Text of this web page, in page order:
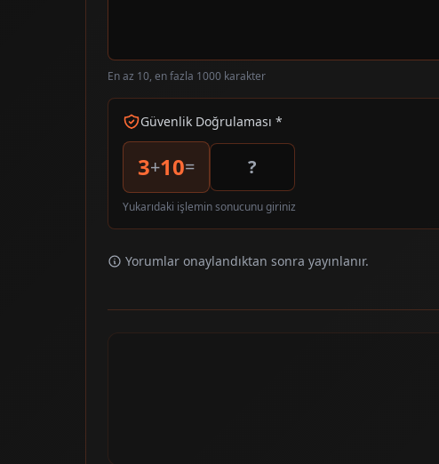
En az 10, en fazla 1000 karakter
Güvenlik Doğrulaması *
3+10=
Yukarıdaki işlemin sonucunu giriniz
Yorumlar onaylandıktan sonra yayınlanır.